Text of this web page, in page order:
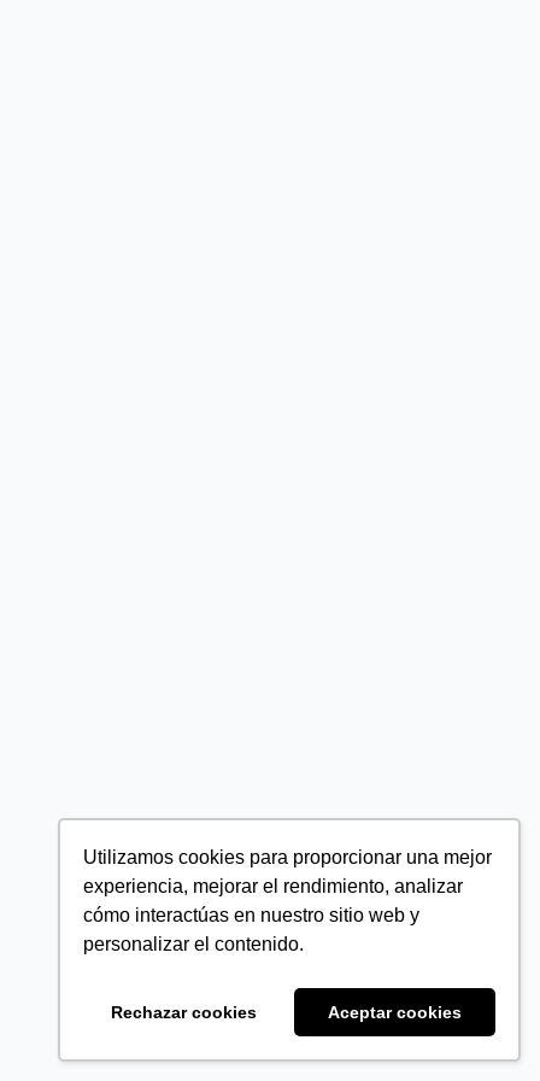
Utilizamos cookies para proporcionar una mejor
experiencia, mejorar el rendimiento, analizar
cómo interactúas en nuestro sitio web y
personalizar el contenido.
Rechazar cookies Aceptar cookies